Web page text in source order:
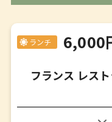
ランチ 6,000
フランス レス